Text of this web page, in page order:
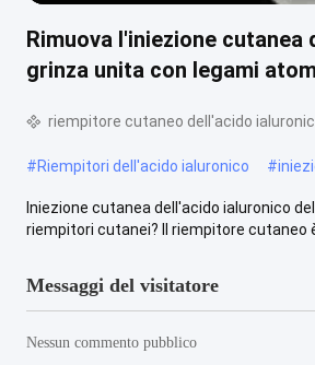
Rimuova l'iniezione
grinza unita con legami
riempitore cutaneo dell'acido
#Riempitori dell'acido ialuronico #
Iniezione cutanea dell'acido ialuronico
riempitori cutanei? Il riempitore cutaneo
Messaggi del visitatore
Nessun commento pubblico